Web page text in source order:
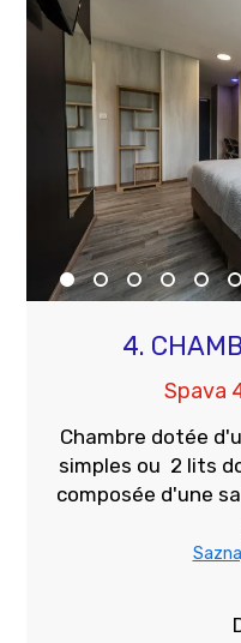
4.
Spava
Chambre dotée
simples ou 2 lits
composée d'une